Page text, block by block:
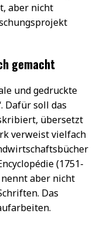
aber nicht
gemacht
und gedruckte
Dafür soll das
übersetzt
verweist vielfach
(1751-
nennt aber nicht
Das